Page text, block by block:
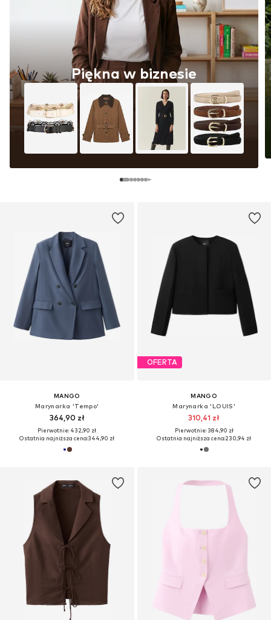
Piękna w biznesie
MANGO
Marynarka 'Tempo'
364,90 zł
Pierwotnie: 432,90 zł
Ostatnia najniższa cena:344,90 zł
OFERTA
MANGO
Marynarka 'LOUIS'
310,41 zł
Pierwotnie: 384,90 zł
Ostatnia najniższa cena:230,94 zł